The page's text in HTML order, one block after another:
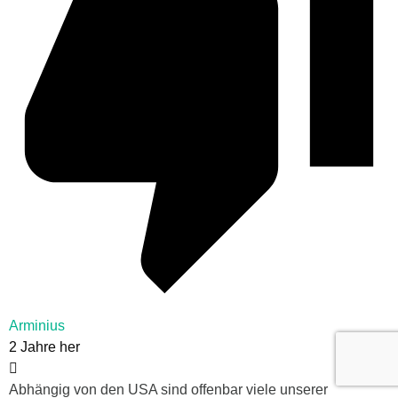
Arminius
2 Jahre her
Abhängig von den USA sind offenbar viele unserer